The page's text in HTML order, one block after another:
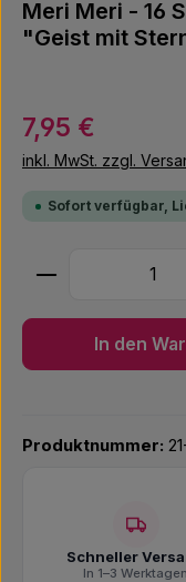
Meri Meri - 16
"Geist mit
Regulärer Preis:
7,95 €
inkl. MwSt. zzgl.
Sofort verfügbar,
Produkt
In den
Produktnummer:
Schneller
In 1–3 Werktagen